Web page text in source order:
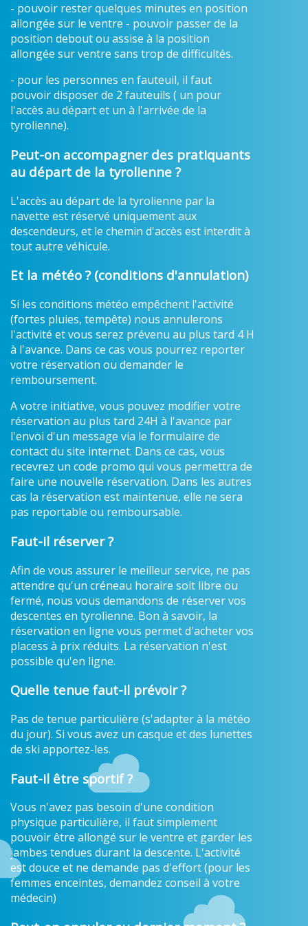
- pouvoir rester quelques minutes en position
allongée sur le ventre - pouvoir passer de la
position debout ou assise à la position
allongée sur ventre sans trop de difficultés.
- pour les personnes en fauteuil, il faut
pouvoir disposer de 2 fauteuils ( un pour
l'accès au départ et un à l'arrivée de la
tyrolienne).
Peut-on accompagner des pratiquants
au départ de la tyrolienne ?
L'accès au départ de la tyrolienne par la
navette est réservé uniquement aux
descendeurs, et le chemin d'accès est interdit à
tout autre véhicule.
Et la météo ? (conditions d'annulation)
Si les conditions météo empêchent l'activité
(fortes pluies, tempête) nous annulerons
l'activité et vous serez prévenu au plus tard 4 H
à l'avance. Dans ce cas vous pourrez reporter
votre réservation ou demander le
remboursement.
A votre initiative, vous pouvez modifier votre
réservation au plus tard 24H à l'avance par
l'envoi d'un message via le formulaire de
contact du site internet. Dans ce cas, vous
recevrez un code promo qui vous permettra de
faire une nouvelle réservation. Dans les autres
cas la réservation est maintenue, elle ne sera
pas reportable ou remboursable.
Faut-il réserver ?
Afin de vous assurer le meilleur service, ne pas
attendre qu'un créneau horaire soit libre ou
fermé, nous vous demandons de réserver vos
descentes en tyrolienne. Bon à savoir, la
réservation en ligne vous permet d'acheter vos
placess à prix réduits. La réservation n'est
possible qu'en ligne.
Quelle tenue faut-il prévoir ?
Pas de tenue particulière (s'adapter à la météo
du jour). Si vous avez un casque et des lunettes
de ski apportez-les.
Faut-il être sportif ?
Vous n'avez pas besoin d'une condition
physique particulière, il faut simplement
pouvoir être allongé sur le ventre et garder les
jambes tendues durant la descente. L'activité
est douce et ne demande pas d'effort (pour les
femmes enceintes, demandez conseil à votre
médecin)